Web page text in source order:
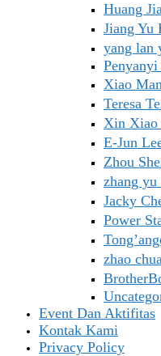
Huang
Jiang Yu
yang lan
Xiao
Teresa
Xin Xiao
E-Jun
Zhou
zhang
Jacky
Power
zhao
Event Dan Aktifitas
Kontak Kami
Privacy Policy